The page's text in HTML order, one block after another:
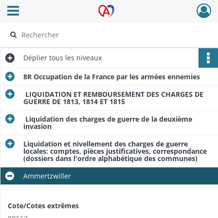
Archives Alsace - Colmar
Ouvrir le menu déroulant
Déplier tous les niveaux
8R Occupation de la France par les armées ennemies
LIQUIDATION ET REMBOURSEMENT DES CHARGES DE
GUERRE DE 1813, 1814 ET 1815
Liquidation des charges de guerre de la deuxième
invasion
Liquidation et nivellement des charges de guerre
locales: comptes, pièces justificatives, correspondance
(dossiers dans l'ordre alphabétique des communes)
Ammertzwiller
Cote/Cotes extrêmes